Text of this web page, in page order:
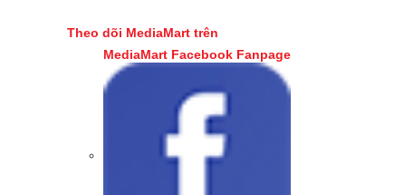
Theo dõi MediaMart trên
MediaMart Facebook Fanpage